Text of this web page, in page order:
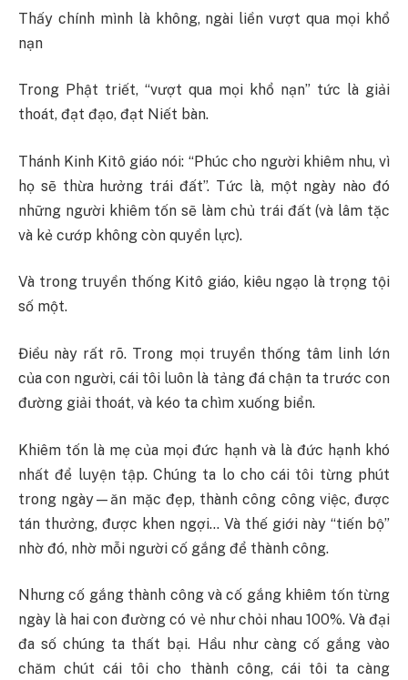
Thấy chính mình là không, ngài liền vượt qua mọi khổ
nạn
Trong Phật triết, “vượt qua mọi khổ nạn” tức là giải
thoát, đạt đạo, đạt Niết bàn.
Thánh Kinh Kitô giáo nói: “Phúc cho người khiêm nhu, vì
họ sẽ thừa hưởng trái đất”. Tức là, một ngày nào đó
những người khiêm tốn sẽ làm chủ trái đất (và lâm tặc
và kẻ cướp không còn quyền lực).
Và trong truyền thống Kitô giáo, kiêu ngạo là trọng tội
số một.
Điều này rất rõ. Trong mọi truyền thống tâm linh lớn
của con người, cái tôi luôn là tảng đá chận ta trước con
đường giải thoát, và kéo ta chìm xuống biển.
Khiêm tốn là mẹ của mọi đức hạnh và là đức hạnh khó
nhất để luyện tập. Chúng ta lo cho cái tôi từng phút
trong ngày—ăn mặc đẹp, thành công công việc, được
tán thưởng, được khen ngợi… Và thế giới này “tiến bộ”
nhờ đó, nhờ mỗi người cố gắng để thành công.
Nhưng cố gắng thành công và cố gắng khiêm tốn từng
ngày là hai con đường có vẻ như chỏi nhau 100%. Và đại
đa số chúng ta thất bại. Hầu như càng cố gắng vào
chăm chút cái tôi cho thành công, cái tôi ta càng